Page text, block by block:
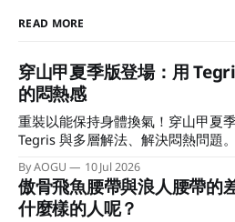
READ MORE
穿山甲夏季版登場：用
的悶熱感
重裝以能保持身體換氣！穿山甲夏
Tegris 與多層解法、解決悶熱問題
裝背心中觀望，這篇文章會幫助做出
By AOGU 10 Jul 2026
傲骨飛魚腰帶與浪人腰帶的
什麼樣的人呢？